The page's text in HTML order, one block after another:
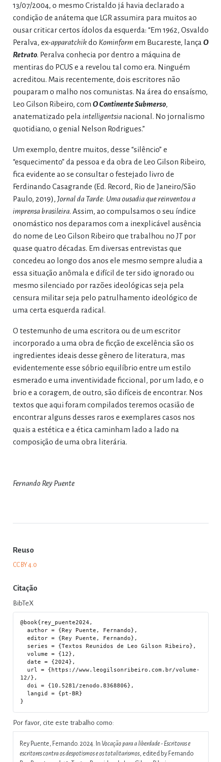
13/07/2004, o mesmo Cristaldo já havia declarado a
condição de anátema que LGR assumira para muitos ao
ousar criticar certos ídolos da esquerda: “Em 1962, Osvaldo
Peralva, ex-apparatchikdo Kominformem Bucareste, lança O
Retrato. Peralva conhecia por dentro a máquina de
mentiras do PCUS e a revelou tal como era. Ninguém
acreditou. Mais recentemente, dois escritores não
pouparam o malho nos comunistas. Na área do ensaísmo,
Leo Gilson Ribeiro, com O Continente Submerso,
anatematizado pela intelligentsianacional. No jornalismo
quotidiano, o genial Nelson Rodrigues.”
Um exemplo, dentre muitos, desse “silêncio” e
“esquecimento” da pessoa e da obra de Leo Gilson Ribeiro,
fica evidente ao se consultar o festejado livro de
Ferdinando Casagrande (Ed. Record, Rio de Janeiro/São
Paulo, 2019), Jornal da Tarde: Uma ousadia que reinventou a
imprensa brasileira. Assim, ao compulsamos o seu índice
onomástico nos deparamos com a inexplicável ausência
do nome de Leo Gilson Ribeiro que trabalhou no JTpor
quase quatro décadas. Em diversas entrevistas que
concedeu ao longo dos anos ele mesmo sempre aludia a
essa situação anômala e difícil de ter sido ignorado ou
mesmo silenciado por razões ideológicas seja pela
censura militar seja pelo patrulhamento ideológico de
uma certa esquerda radical.
O testemunho de uma escritora ou de um escritor
incorporado a uma obra de ficção de excelência são os
ingredientes ideais desse gênero de literatura, mas
evidentemente esse sóbrio equilíbrio entre um estilo
esmerado e uma inventividade ficcional, por um lado, e o
brio e a coragem, de outro, são difíceis de encontrar. Nos
textos que aqui foram compilados teremos ocasião de
encontrar alguns desses raros e exemplares casos nos
quais a estética e a ética caminham lado a lado na
composição de uma obra literária.
Fernando Rey Puente
Reuso
CC BY 4.0
Citação
BibTeX
@book{rey_puente2024,
  author = {Rey Puente, Fernando},
  editor = {Rey Puente, Fernando},
  volume = {12},
  date = {2024},
12/},
  doi = {10.5281/zenodo.8368806},
  langid = {pt-BR}
Por favor, cite este trabalho como:
Rey Puente, Fernando. 2024. In Vocação para a liberdade - Escritoras e
escritores contra os despotismos e os totalitarismos, edited by Fernando